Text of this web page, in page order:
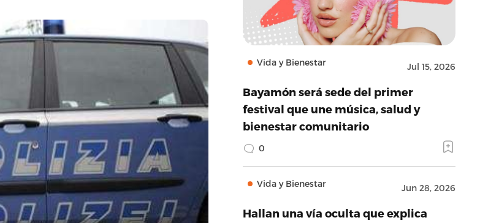
Vida y Bienestar Jul 15, 2026
Bayamón será sede del primer
festival que une música, salud y
bienestar comunitario
0
Vida y Bienestar Jun 28, 2026
Hallan una vía oculta que explica